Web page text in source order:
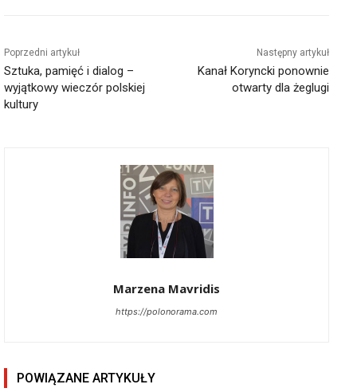
Poprzedni artykuł
Sztuka, pamięć i dialog –
wyjątkowy wieczór polskiej
kultury
Następny artykuł
Kanał Koryncki ponownie
otwarty dla żeglugi
Marzena Mavridis
https://polonorama.com
POWIĄZANE ARTYKUŁY